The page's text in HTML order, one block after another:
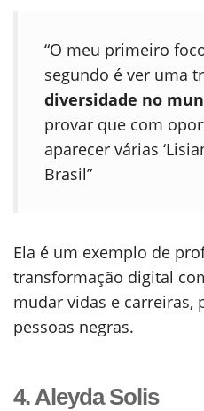
“O meu primeiro
segundo é ver uma
diversidade no
provar que com
aparecer várias
Brasil”
Ela é um exemplo de
transformação digital
mudar vidas e carreiras,
pessoas negras.
4. Aleyda Solis